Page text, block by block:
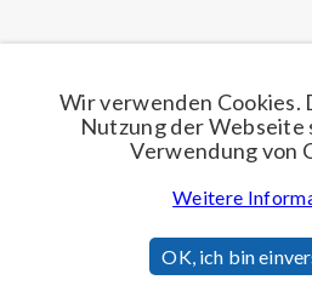
Direkt für unseren
Jetzt anmelden
© 2026 Innoform GmbH
Wir verwenden Cookies.
Nutzung der Webseite
Verwendung von
Weitere
OK, ich bin